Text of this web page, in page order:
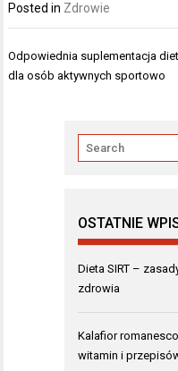
Posted in Zdrowie
Nawigacja
wpisu
Odpowiednia suplementacja
dla osób aktywnych sportowo
OSTATNIE
Dieta SIRT –
zdrowia
Kalafior
witamin i